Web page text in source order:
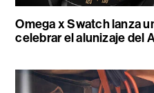
Omega x Swatch lanza
celebrar el alunizaje del